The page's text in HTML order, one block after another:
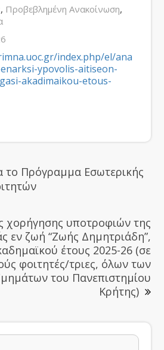
, Προβεβλημένη Ανακοίνωση,
index.php/el/ana
ypovolis-aitiseon-
akadimaikou-etous-
το Πρόγραμμα Εσωτερικής
χορήγησης υποτροφιών της
εν ζωή “Ζωής Δημητριάδη”,
έτους 2025-26 (σε
φοιτητές/τριες, όλων των
του Πανεπιστημίου
Κρήτης)